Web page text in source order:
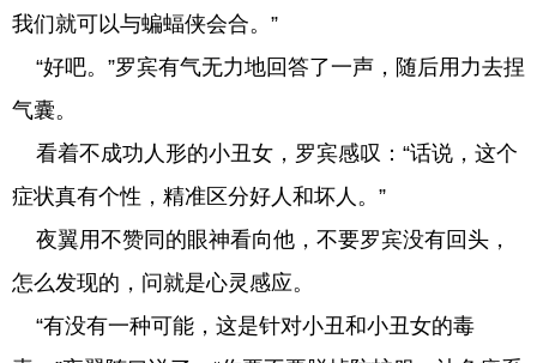
我们就可以与蝙蝠侠会合。”
“好吧。”罗宾有气无力地回答了一声，随后用力去捏
气囊。
看着不成功人形的小丑女，罗宾感叹：“话说，这个
症状真有个性，精准区分好人和坏人。”
夜翼用不赞同的眼神看向他，不要罗宾没有回头，
怎么发现的，问就是心灵感应。
“有没有一种可能，这是针对小丑和小丑女的毒